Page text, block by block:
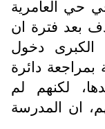
حي العامرية
بعد فترة ان
الكبرى دخول
بمراجعة دائرة
لكنهم لم
ان المدرسة